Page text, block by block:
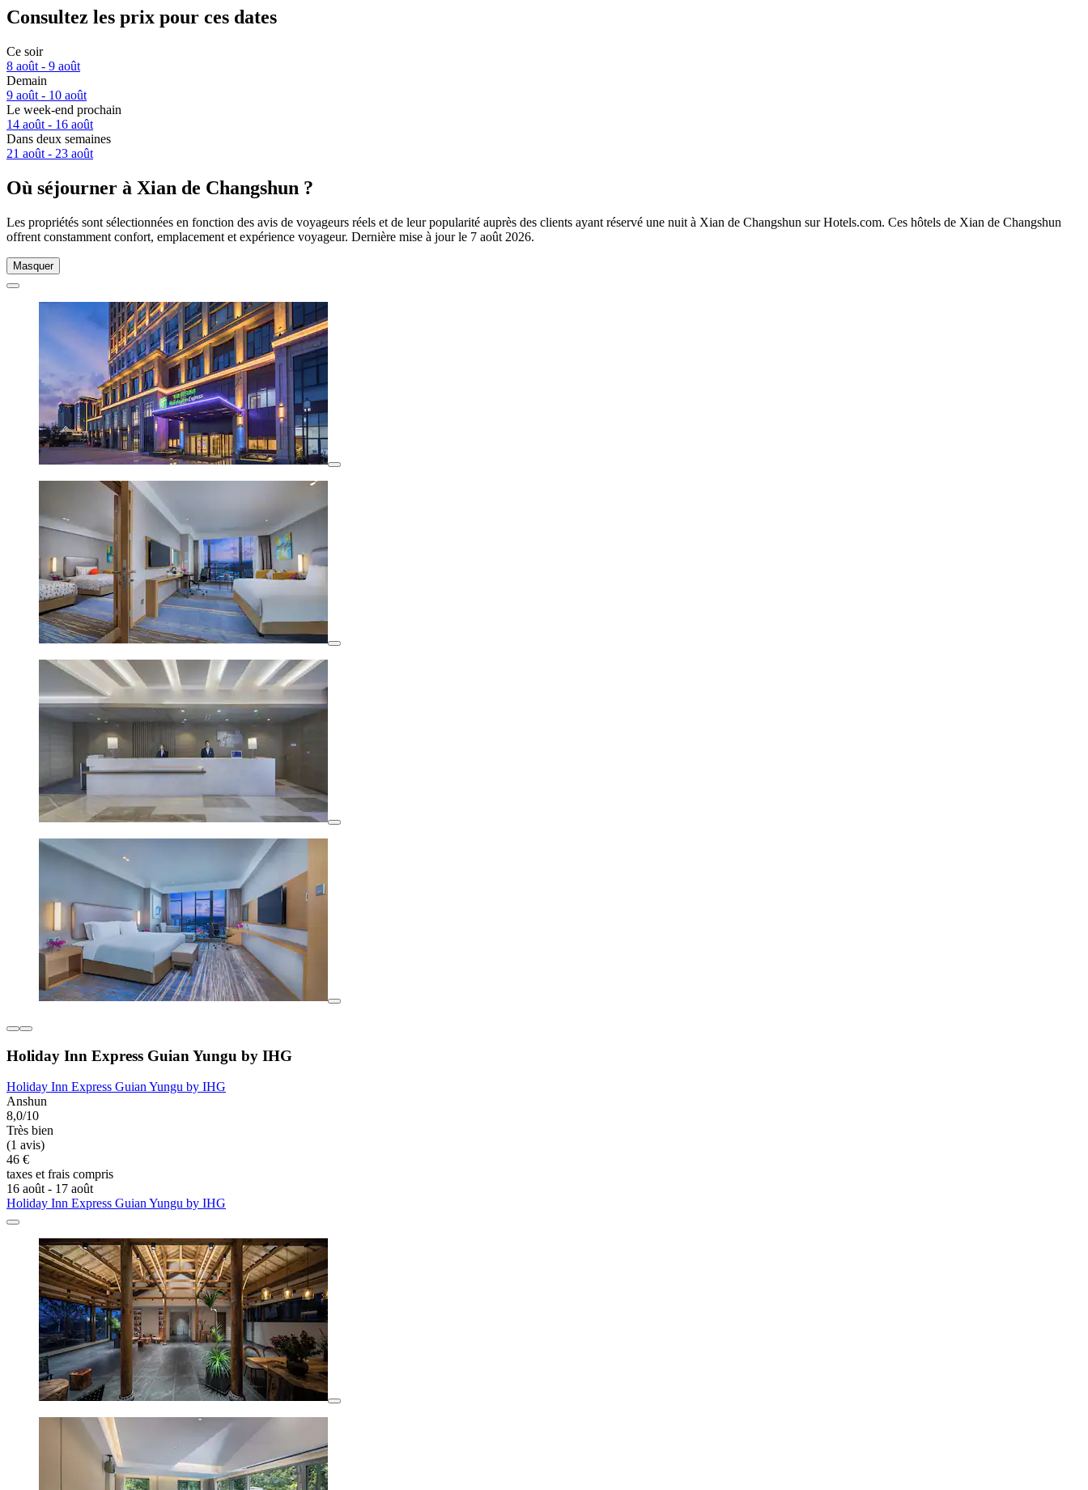
Consultez les prix pour ces dates
Ce soir
8 août - 9 août
Demain
9 août - 10 août
Le week-end prochain
14 août - 16 août
Dans deux semaines
21 août - 23 août
Où séjourner à Xian de Changshun ?
Les propriétés sont sélectionnées en fonction des avis de voyageurs réels et de leur popularité auprès des clients ayant réservé une nuit à Xian de Changshun sur Hotels.com. Ces hôtels de Xian de Changshun
offrent constamment confort, emplacement et expérience voyageur. Dernière mise à jour le 7 août 2026.
Masquer
Holiday Inn Express Guian Yungu by IHG
Holiday Inn Express Guian Yungu by IHG
Anshun
8,0/10
Très bien
(1 avis)
46 €
taxes et frais compris
16 août - 17 août
Holiday Inn Express Guian Yungu by IHG